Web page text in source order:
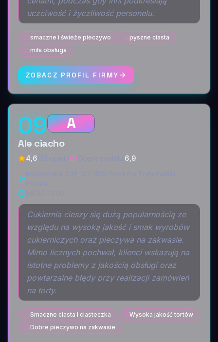
uczciwość i życzliwość personelu.
smaczne i świeże pieczywo
pyszne ciasta
miła obsługa
ZOBACZ PROFIL FIRMY
09 A
Ale ciacho
4,6
6,9
Cukiernia cieszy się dużą popularnością ze
względu na wysoką jakość i smak wyrobów
cukierniczych oraz pieczywa na zakwasie.
Mimo licznych pochwał, klienci wskazują na
istotne problemy z jakością obsługi oraz
powtarzalne błędy przy realizacji zamówień
na torty.
Smaczne ciasta i ciasteczka
Wysoka jakość tortów
Dobre pieczywo na zakwasie